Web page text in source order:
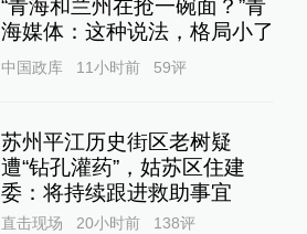
“青海和兰州在抢一碗面？”青
海媒体：这种说法，格局小了
中国政库 11小时前 59评
苏州平江历史街区老树疑
遭“钻孔灌药”，姑苏区住建
委：将持续跟进救助事宜
直击现场 20小时前 138评